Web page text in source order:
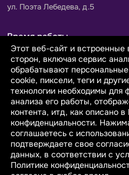
ул. Поэта Лебедева, д.5
Время работы
Пн-Пт с 9.00 до 18.00
Сб-Вс: выходной
Принимаем к оплате
© 2026 sarafanovo.com -
специализируется на
Этот веб-сайт и встроенные
сторон, включая сервис
обрабатывают
cookie, пиксели, теги и
технологии необходимы для
анализа его работы,
контента, итд, как описано в
конфиденциальности.
соглашаетесь с
подтверждаете свое
данных, в соответствии с
Политике